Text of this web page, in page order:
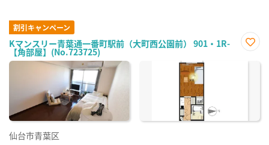
割引キャンペーン
Kマンスリー青葉通一番町駅前（大町西公園前） 901・1R-
【角部屋】(No.723725)
に入
仙台市青葉区